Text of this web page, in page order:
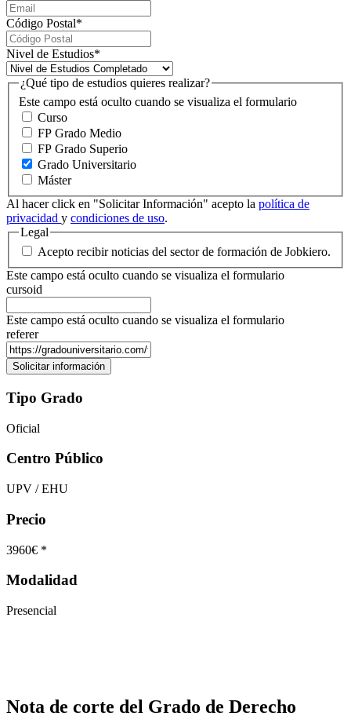
Código Postal*
Nivel de Estudios*
Este campo está oculto cuando se visualiza el formulario
¿Qué tipo de estudios quieres realizar?
Curso
FP Grado Medio
FP Grado Superio
Grado Universitario
Máster
Al hacer click en "Solicitar Información" acepto la política de
privacidad y condiciones de uso.
Legal
Acepto recibir noticias del sector de formación de Jobkiero.
Este campo está oculto cuando se visualiza el formulario
cursoid
Este campo está oculto cuando se visualiza el formulario
referer
Tipo Grado
Oficial
Centro Público
UPV / EHU
Precio
3960€ *
Modalidad
Presencial
Nota de corte del Grado de Derecho